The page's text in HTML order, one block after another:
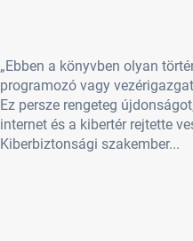
„Ebben a könyvben olyan
programozó vagy
Ez persze rengeteg
internet és a kibertér rejtette
Kiberbiztonsági szakember...